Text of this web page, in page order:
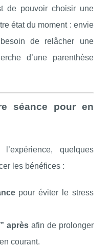
de pouvoir choisir une
état du moment : envie
de relâcher une
d’une parenthèse
séance pour en
quelques
les bénéfices :
pour éviter le stress
aprèsafin de prolonger
courant.